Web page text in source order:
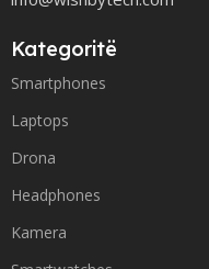
Kategoritë
Smartphones
Laptops
Drona
Headphones
Kamera